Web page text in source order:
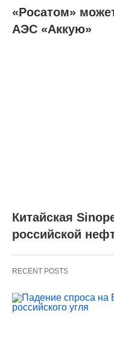
«Росатом»
АЭС «Аккую»
Китайская
российской
RECENT POSTS